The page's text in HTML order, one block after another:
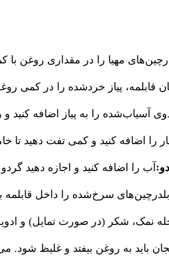
مهیا را در مقداری روغن با
قابلمه، پیاز خردشده را در کمی
آسیاب‌شده را به پیاز اضافه کنید
را اضافه کنید و کمی تفت دهید تا
: آب را اضافه کنید و اجازه دهید
بلدرچین‌های سرخ‌شده را داخل قابلمه
نمک، شکر (در صورت تمایل) و
باید به روغن بیفتد و غلیظ شود.